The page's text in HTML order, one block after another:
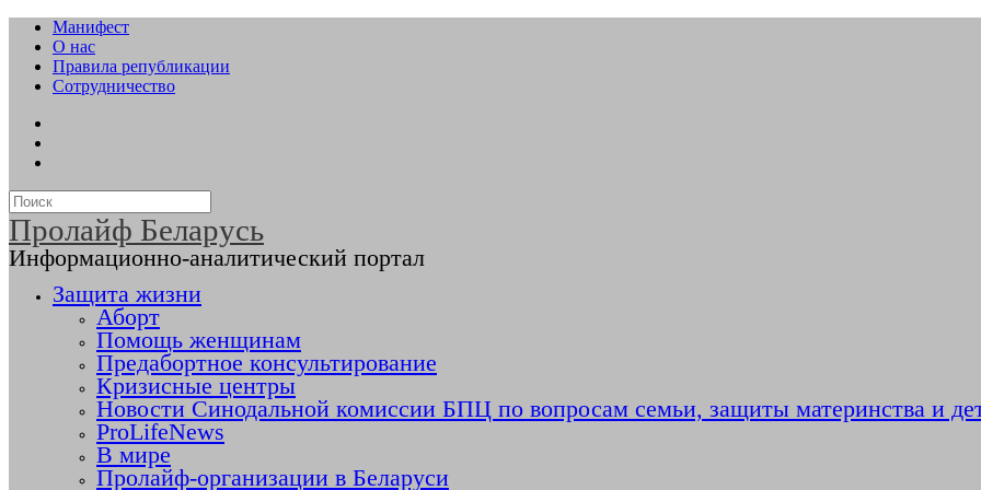
Манифест
О нас
Правила републикации
Сотрудничество
Пролайф Беларусь
Информационно-аналитический портал
Защита жизни
Аборт
Помощь женщинам
Предабортное консультирование
Кризисные центры
Новости Синодальной комиссии БПЦ по вопросам семьи, защиты материнства и
ProLifeNews
В мире
Пролайф-организации в Беларуси